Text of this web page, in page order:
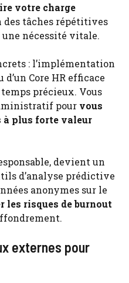
votre charge
des tâches répétitives
une nécessité vitale.
: l’implémentation
d’un Core HR efficace
précieux. Vous
pour vous
à plus forte valeur
devient un
d’analyse prédictive
anonymes sur le
les risques de burnout
externes pour